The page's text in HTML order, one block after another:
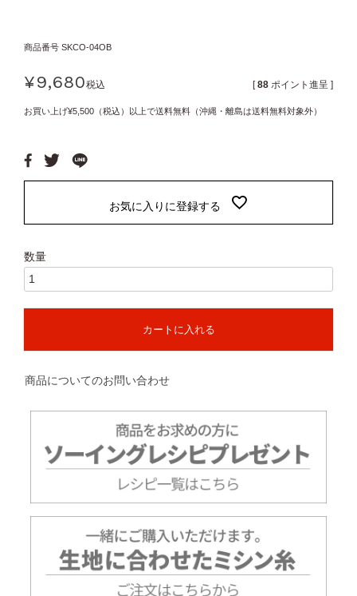
商品番号 SKCO-04OB
¥9,680税込 [ 88 ポイント進呈 ]
お買い上げ¥5,500（税込）以上で送料無料（沖縄・離島は送料無料対象外）
お気に入りに登録する
カートに入れる
商品についてのお問い合わせ